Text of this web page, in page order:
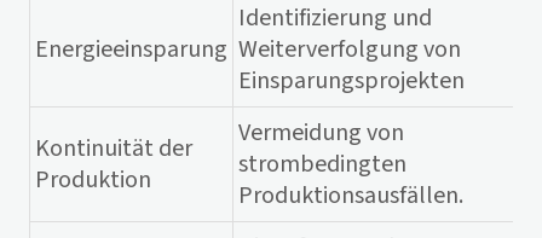
Energieeinsparung
Identifizierung und
Weiterverfolgung von
Einsparungsprojekten
Kontinuität der
Produktion
Vermeidung von
strombedingten
Produktionsausfällen.